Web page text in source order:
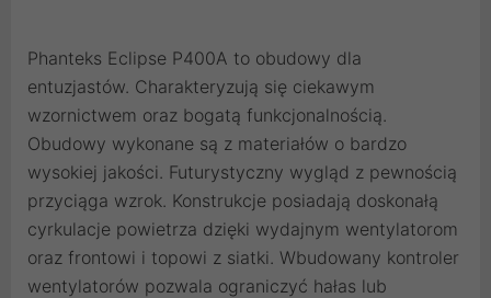
Phanteks Eclipse P400A to obudowy dla
entuzjastów. Charakteryzują się ciekawym
wzornictwem oraz bogatą funkcjonalnością.
Obudowy wykonane są z materiałów o bardzo
wysokiej jakości. Futurystyczny wygląd z pewnością
przyciąga wzrok. Konstrukcje posiadają doskonałą
cyrkulacje powietrza dzięki wydajnym wentylatorom
oraz frontowi i topowi z siatki. Wbudowany kontroler
wentylatorów pozwala ograniczyć hałas lub